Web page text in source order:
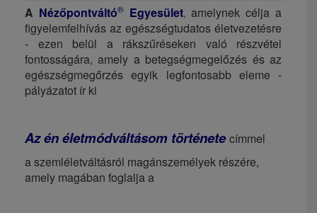
A Nézőpontváltó®Egyesület, amelynek célja a
figyelemfelhívás az egészségtudatos életvezetésre
- ezen belül a rákszűréseken való részvétel
fontosságára, amely a betegségmegelőzés és az
egészségmegőrzés egyik legfontosabb eleme -
pályázatot ír ki
Az én életmódváltásom történetecímmel
a szemléletváltásról magánszemélyek részére,
amely magában foglalja a